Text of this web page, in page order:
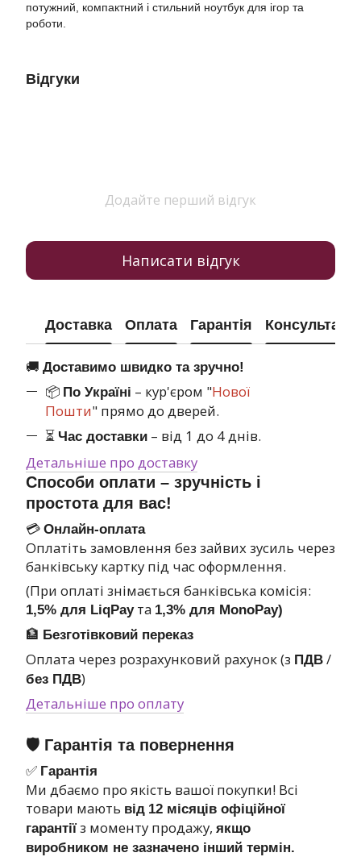
потужний, компактний і стильний ноутбук для ігор та
роботи.
Відгуки
Додайте перший відгук
Написати відгук
Доставка Оплата Гарантія Консультація
🚚 Доставимо швидко та зручно!
📦 По Україні – кур'єром "Нової
Пошти" прямо до дверей.
⏳ Час доставки – від 1 до 4 днів.
Детальніше про доставку
Способи оплати – зручність і
простота для вас!
💳 Онлайн-оплата
Оплатіть замовлення без зайвих зусиль через
банківську картку під час оформлення.
(При оплаті знімається банківська комісія:
1,5% для LiqPayта 1,3% для MonoPay)
🏦 Безготівковий переказ
Оплата через розрахунковий рахунок (з ПДВ /
без ПДВ)
Детальніше про оплату
🛡 Гарантія та повернення
✅ Гарантія
Ми дбаємо про якість вашої покупки! Всі
товари мають від 12 місяців офіційної
гарантії з моменту продажу, якщо
виробником не зазначено інший термін.